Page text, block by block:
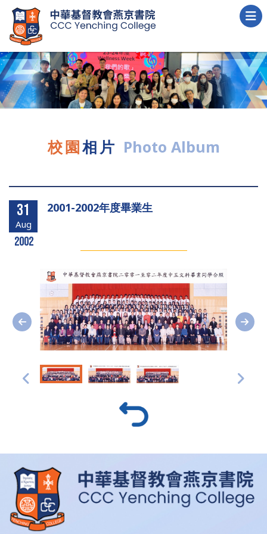
校園相片 Photo Album
31
Aug
2002
2001-2002年度畢業生